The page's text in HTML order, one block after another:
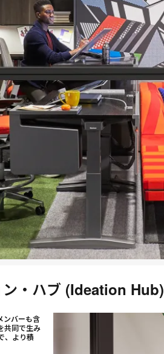
ン・ハブ (Ideation Hub)
ンバーも含
共同で生み
、より積